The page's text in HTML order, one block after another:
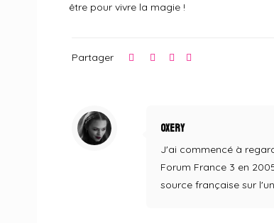
être pour vivre la magie !
Partager
Oxery
J'ai commencé à
Forum France 3 en
source française sur